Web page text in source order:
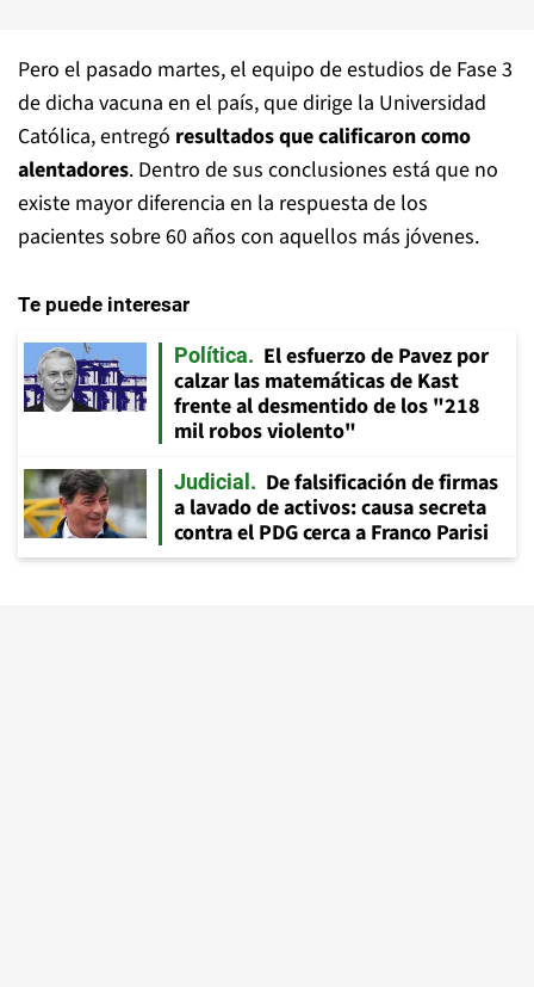
Pero el pasado martes, el equipo de estudios de Fase 3
de dicha vacuna en el país, que dirige la Universidad
Católica, entregó resultados que calificaron como
alentadores. Dentro de sus conclusiones está que no
existe mayor diferencia en la respuesta de los
pacientes sobre 60 años con aquellos más jóvenes.
Te puede interesar
Política
El esfuerzo de Pavez por
calzar las matemáticas de Kast
frente al desmentido de los "218
mil robos violento"
Judicial
De falsificación de firmas
a lavado de activos: causa secreta
contra el PDG cerca a Franco Parisi